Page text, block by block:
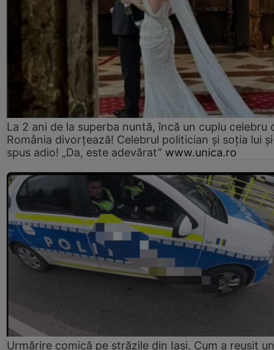
La 2 ani de la superba nuntă, încă un cuplu celebru
România divorțează! Celebrul politician și soția lui
spus adio! „Da, este adevărat” www.unica.ro
Urmărire comică pe străzile din Iași. Cum a reușit un